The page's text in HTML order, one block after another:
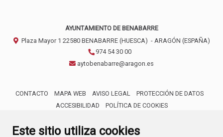
Este sitio utiliza cookies
AYUNTAMIENTO DE BENABARRE
Plaza Mayor 1 22580 BENABARRE (HUESCA) - ARAGÓN (ESPAÑA)
974 54 30 00
aytobenabarre@aragon.es
CONTACTO MAPA WEB AVISO LEGAL
PROTECCIÓN DE DATOS
ACCESIBILIDAD
POLÍTICA DE COOKIES